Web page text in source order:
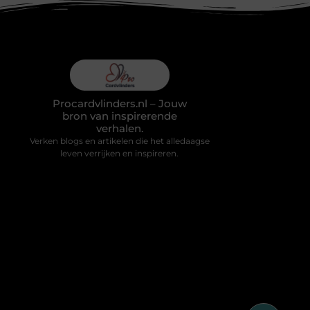
Procardvlinders.nl – Jouw
bron van inspirerende
verhalen.
Verken blogs en artikelen die het alledaagse
leven verrijken en inspireren.